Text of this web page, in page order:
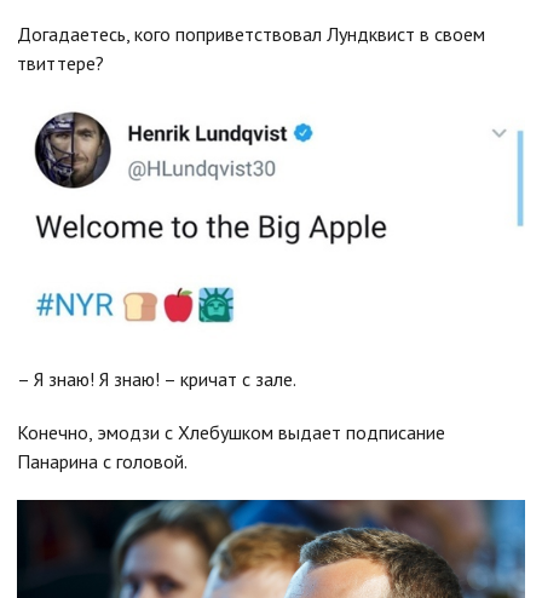
Догадаетесь, кого поприветствовал Лундквист в своем
твиттере?
– Я знаю! Я знаю! – кричат с зале.
Конечно, эмодзи с Хлебушком выдает подписание
Панарина с головой.